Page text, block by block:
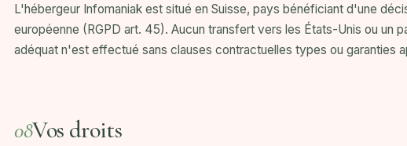
L'hébergeur Infomaniak est situé en Suisse, pays bénéficiant d'une
européenne (RGPD art. 45). Aucun transfert vers les États-Unis ou un
adéquat n'est effectué sans clauses contractuelles types ou garanties
08Vos droits